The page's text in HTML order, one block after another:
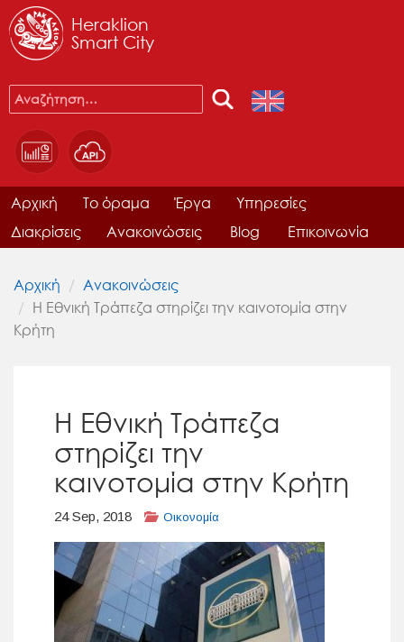
Heraklion
Smart City
Αρχική Το όραμα Έργα
Υπηρεσίες
Διακρίσεις
Ανακοινώσεις Blog Επικοινωνία
Αρχική
Ανακοινώσεις
Η Εθνική Τράπεζα στηρίζει την καινοτομία στην
Κρήτη
Η Εθνική Τράπεζα
στηρίζει την
καινοτομία στην Κρήτη
24 Sep, 2018 Οικονομία